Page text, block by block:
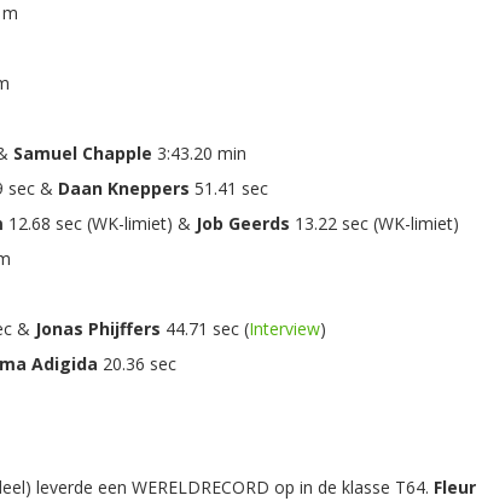
Samuel Chapple 3:43.20 min
sec & Daan Kneppers 51.41 sec
12.68 sec (WK-limiet) & Job Geerds 13.22 sec (WK-limiet)
& Jonas Phijffers 44.71 sec (Interview)
Adigida 20.36 sec
leverde een WERELDRECORD op in de klasse T64. Fleur